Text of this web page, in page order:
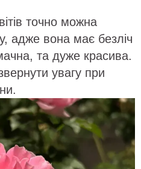
точно можна
адже вона має безліч
та дуже красива.
увагу при